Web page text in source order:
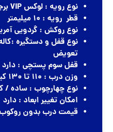
نوع رویه : لوکس VIP برجسته
قطر رویه : ۱۰ میلیمتر
نوع روکش : گردویی
تعویض
قفل سوم پستچی : دارد
وزن درب : ۱۱۰ تا ۱۳۰ کیلوگرم
نوع چهارچوب : ساده /
امکان تغییر ابعاد : دارد
قیمت درب بدون